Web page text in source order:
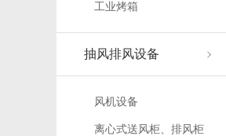
工业烤箱
抽风排风设备
风机设备
离心式送风柜、排风柜